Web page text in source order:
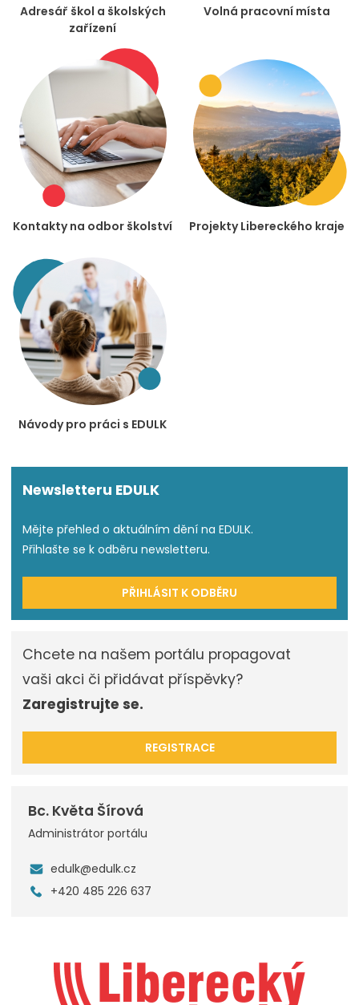
Adresář škol a školských
zařízení
Volná pracovní místa
Kontakty na odbor školství Projekty Libereckého kraje
Návody pro práci s EDULK
Newsletteru EDULK
Mějte přehled o aktuálním dění na EDULK.
Přihlašte se k odběru newsletteru.
PŘIHLÁSIT K ODBĚRU
Chcete na našem portálu propagovat
vaši akci či přidávat příspěvky?
Zaregistrujte se.
REGISTRACE
Bc. Květa Šírová
Administrátor portálu
edulk@edulk.cz
+420 485 226 637